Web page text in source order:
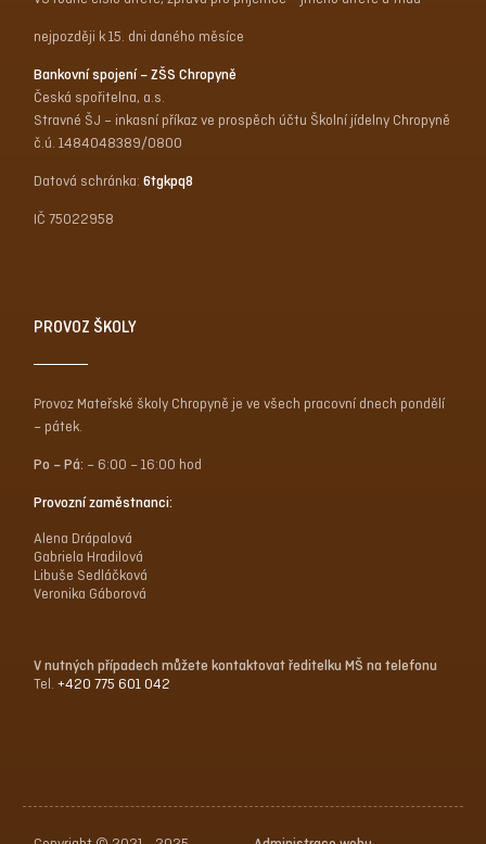
nejpozději k 15. dni daného měsíce
Bankovní spojení – ZŠS Chropyně
Česká spořitelna, a.s.
Stravné ŠJ – inkasní příkaz ve prospěch účtu Školní jídelny Chropyně
č.ú. 1484048389/0800
Datová schránka:6tgkpq8
IČ 75022958
PROVOZ ŠKOLY
Provoz Mateřské školy Chropyně je ve všech pracovní dnech pondělí
– pátek.
Po – Pá: – 6:00 – 16:00 hod
Provozní zaměstnanci:
Alena Drápalová
Gabriela Hradilová
Libuše Sedláčková
Veronika Gáborová
V nutných případech můžete kontaktovat ředitelku MŠ na telefonu
Tel.+420 775 601 042